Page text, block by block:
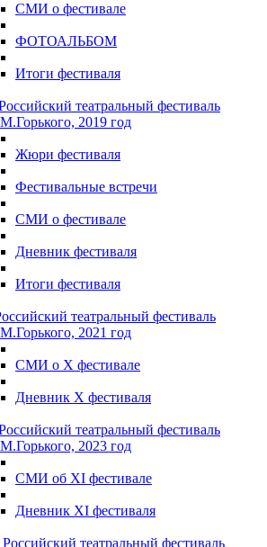
СМИ о фестивале
ФОТОАЛЬБОМ
Итоги фестиваля
театральный фестиваль
2019 год
Жюри фестиваля
Фестивальные встречи
СМИ о фестивале
Дневник фестиваля
Итоги фестиваля
театральный фестиваль
2021 год
СМИ о X фестивале
Дневник X фестиваля
театральный фестиваль
2023 год
СМИ об XI фестивале
Дневник XI фестиваля
театральный фестиваль